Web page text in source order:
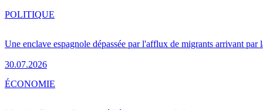
Une enclave espagnole dépassée par l'afflux de migrants arrivant par
30.07.2026
POLITIQUE
ÉCONOMIE